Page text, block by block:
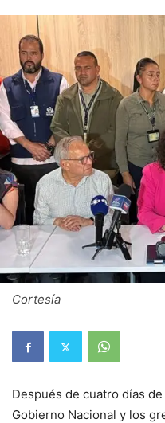
Cortesía
Después de cuatro días
Gobierno Nacional y los